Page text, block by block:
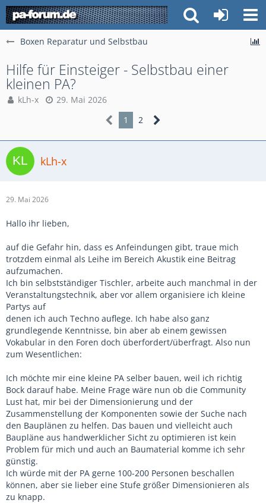
Boxen Reparatur und Selbstbau
Hilfe für Einsteiger - Selbstbau einer
kleinen PA?
kLh-x
29. Mai 2026
1
2
kLh-x
29. Mai 2026
Hallo ihr lieben,
auf die Gefahr hin, dass es Anfeindungen gibt, traue mich
trotzdem einmal als Leihe im Bereich Akustik eine Beitrag
aufzumachen.
Ich bin selbstständiger Tischler, arbeite auch manchmal in der
Veranstaltungstechnik, aber vor allem organisiere ich kleine
Partys auf
denen ich auch Techno auflege. Ich habe also ganz
grundlegende Kenntnisse, bin aber ab einem gewissen
Vokabular in den Foren doch überfordert/überfragt. Also nun
zum Wesentlichen:
Ich möchte mir eine kleine PA selber bauen, weil ich richtig
Bock darauf habe. Meine Frage wäre nun ob die Community
Lust hat, mir bei der Dimensionierung und der
Zusammenstellung der Komponenten sowie der Suche nach
den Bauplänen zu helfen. Das bauen und vielleicht auch
Baupläne aus handwerklicher Sicht zu optimieren ist kein
Problem für mich und auch an Baumaterial komme ich sehr
günstig.
Ich würde mit der PA gerne 100-200 Personen beschallen
können, aber sie lieber eine Stufe größer Dimensionieren als
zu knapp.